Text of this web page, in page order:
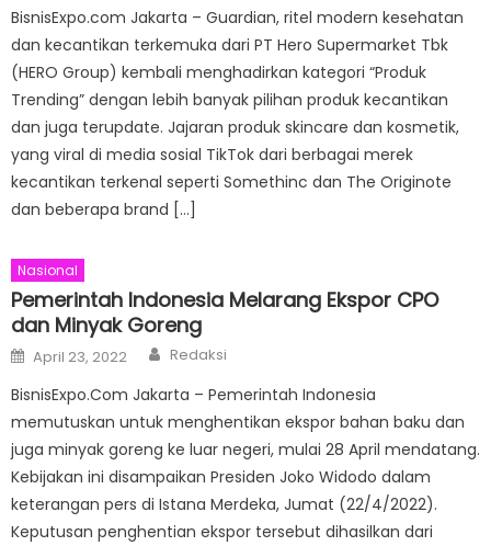
BisnisExpo.com Jakarta – Guardian, ritel modern kesehatan
dan kecantikan terkemuka dari PT Hero Supermarket Tbk
(HERO Group) kembali menghadirkan kategori “Produk
Trending” dengan lebih banyak pilihan produk kecantikan
dan juga terupdate. Jajaran produk skincare dan kosmetik,
yang viral di media sosial TikTok dari berbagai merek
kecantikan terkenal seperti Somethinc dan The Originote
dan beberapa brand […]
Nasional
Pemerintah Indonesia Melarang Ekspor CPO
dan Minyak Goreng
Posted
on
April 23, 2022 Author
Redaksi
BisnisExpo.Com Jakarta – Pemerintah Indonesia
memutuskan untuk menghentikan ekspor bahan baku dan
juga minyak goreng ke luar negeri, mulai 28 April mendatang.
Kebijakan ini disampaikan Presiden Joko Widodo dalam
keterangan pers di Istana Merdeka, Jumat (22/4/2022).
Keputusan penghentian ekspor tersebut dihasilkan dari